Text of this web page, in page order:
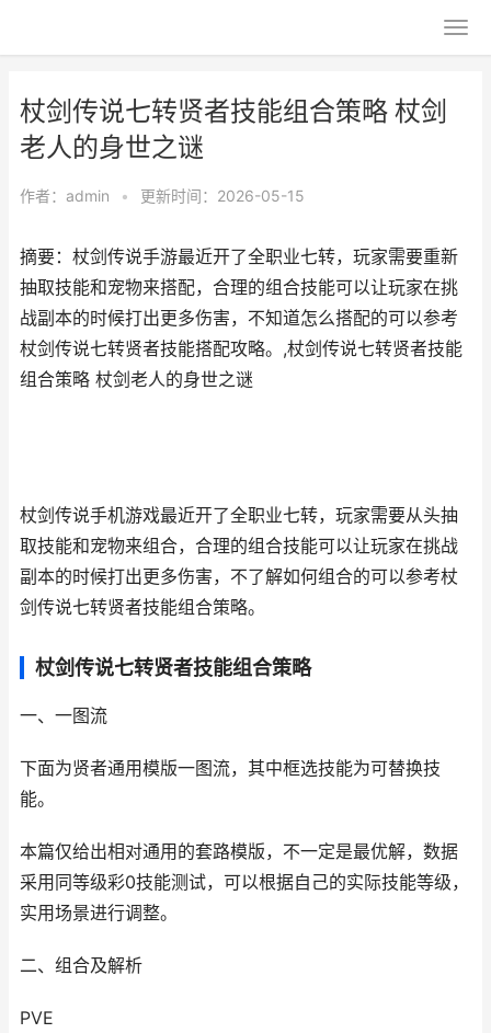
杖剑传说七转贤者技能组合策略 杖剑
老人的身世之谜
作者： admin • 更新时间：2026-05-15
摘要：杖剑传说手游最近开了全职业七转，玩家需要重新
抽取技能和宠物来搭配，合理的组合技能可以让玩家在挑
战副本的时候打出更多伤害，不知道怎么搭配的可以参考
杖剑传说七转贤者技能搭配攻略。,杖剑传说七转贤者技能
组合策略 杖剑老人的身世之谜
杖剑传说手机游戏最近开了全职业七转，玩家需要从头抽
取技能和宠物来组合，合理的组合技能可以让玩家在挑战
副本的时候打出更多伤害，不了解如何组合的可以参考杖
剑传说七转贤者技能组合策略。
杖剑传说七转贤者技能组合策略
一、一图流
下面为贤者通用模版一图流，其中框选技能为可替换技
能。
本篇仅给出相对通用的套路模版，不一定是最优解，数据
采用同等级彩0技能测试，可以根据自己的实际技能等级，
实用场景进行调整。
二、组合及解析
PVE